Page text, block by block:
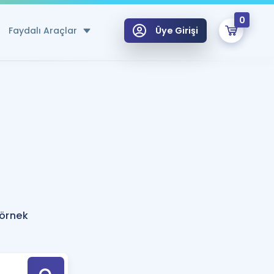
Faydalı Araçlar
Hesaplama Aracı
için Öneriler
Tek Takvimde
Üye Girişi
0